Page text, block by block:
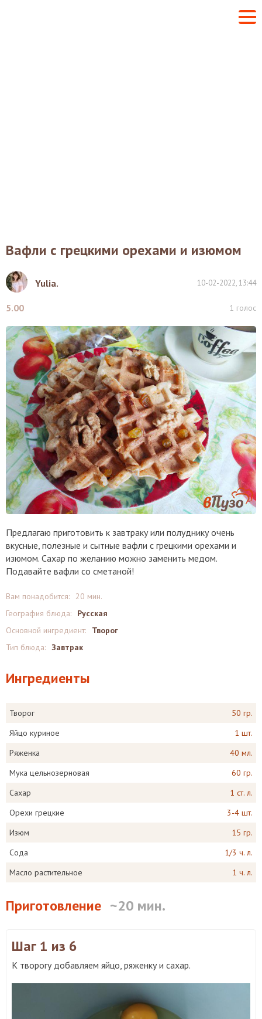
Вафли с грецкими орехами и изюмом
Yulia. 10-02-2022, 13:44
5.00 1 голос
Предлагаю приготовить к завтраку или полуднику очень
вкусные, полезные и сытные вафли с грецкими орехами и
изюмом. Сахар по желанию можно заменить медом.
Подавайте вафли со сметаной!
Вам понадобится:
20 мин.
География блюда:
Русская
Основной ингредиент:
Творог
Тип блюда: Завтрак
Ингредиенты
Творог
50 гр.
Яйцо куриное
1 шт.
Ряженка
40 мл.
Мука цельнозерновая
60 гр.
Сахар
1 ст. л.
Орехи грецкие
3-4 шт.
Изюм
15 гр.
Сода
1/3 ч. л.
Масло растительное
1 ч. л.
Приготовление ~20 мин.
Шаг 1 из 6
К творогу добавляем яйцо, ряженку и сахар.